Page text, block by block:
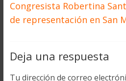
Congresista Robertina
de representación en San
Deja una respuesta
Tu dirección de correo